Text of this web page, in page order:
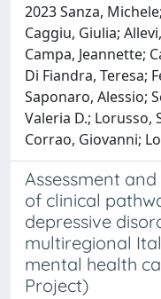
2023 Sanza,
Caggiu, Giulia;
Campa, Jeannette;
Di Fiandra, Teresa;
Saponaro, Alessio;
Valeria D.; Lorusso,
Corrao, Giovanni;
Assessment
of clinical
depressive
multiregional
mental health
Project)